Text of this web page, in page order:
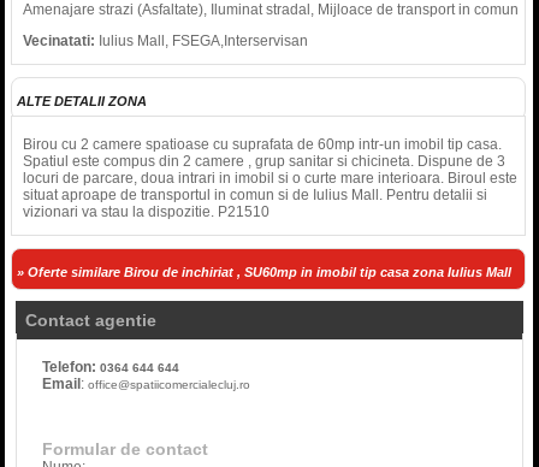
Amenajare strazi (Asfaltate), Iluminat stradal, Mijloace de transport in comun
Vecinatati: Iulius Mall, FSEGA,Interservisan
ALTE DETALII ZONA
Birou cu 2 camere spatioase cu suprafata de 60mp intr-un imobil tip casa.
Spatiul este compus din 2 camere , grup sanitar si chicineta. Dispune de 3
locuri de parcare, doua intrari in imobil si o curte mare interioara. Biroul este
situat aproape de transportul in comun si de Iulius Mall. Pentru detalii si
vizionari va stau la dispozitie. P21510
» Oferte similare Birou de inchiriat , SU60mp in imobil tip casa zona Iulius Mall
Contact agentie
Telefon:0364 644 644
Email :office@spatiicomercialecluj.ro
Formular de contact